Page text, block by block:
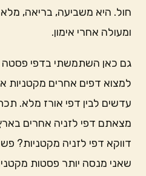
חול. היא משביעה, בריאה,
ומעולה אחרי אימון.
גם כאן השתמשתי בדפי פסטה
למצוא דפים אחרים מקטניות
עדשים לבין דפי אורז מלא.
מצאתם דפי לזניה אחרים
דווקא דפי לזניה מקטניות?
שאני מנסה יותר פסטות